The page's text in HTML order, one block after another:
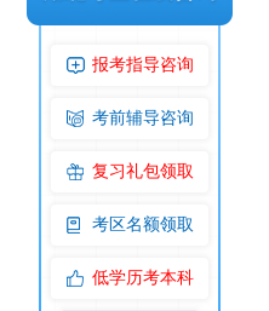
报考指导咨询
考前辅导咨询
复习礼包领取
考区名额领取
低学历考本科